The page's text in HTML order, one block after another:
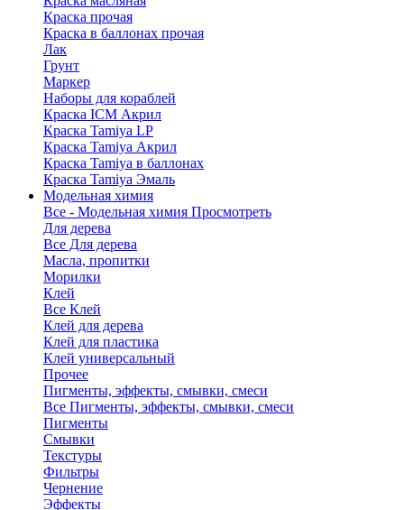
Краска прочая
Краска в баллонах прочая
Лак
Грунт
Маркер
Наборы для кораблей
Краска ICM Акрил
Краска Tamiya LP
Краска Tamiya Акрил
Краска Tamiya в баллонах
Краска Tamiya Эмаль
Модельная химия
Все - Модельная химия Просмотреть
Для дерева
Все Для дерева
Масла, пропитки
Морилки
Клей
Все Клей
Клей для дерева
Клей для пластика
Клей универсальный
Прочее
Пигменты, эффекты, смывки, смеси
Все Пигменты, эффекты, смывки, смеси
Пигменты
Смывки
Текстуры
Фильтры
Чернение
Эффекты